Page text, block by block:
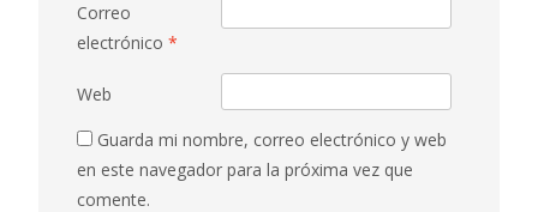
Correo
electrónico *
Web
Guarda mi nombre, correo electrónico y web
en este navegador para la próxima vez que
comente.